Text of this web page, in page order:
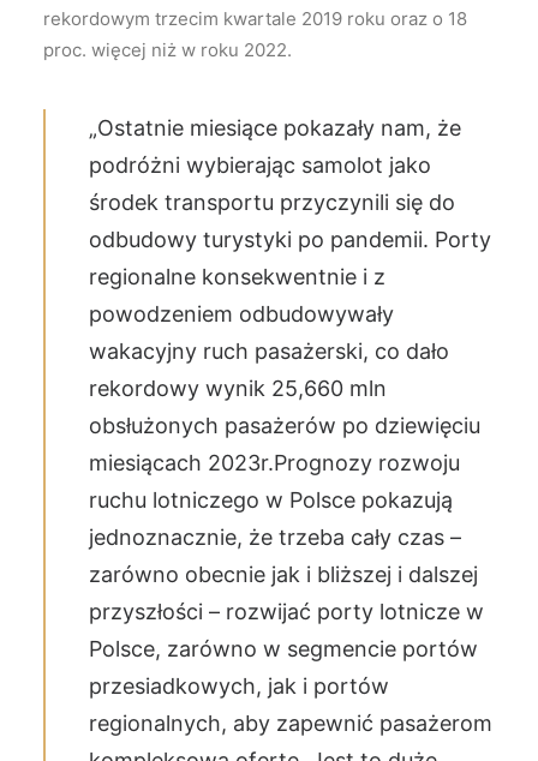
rekordowym trzecim kwartale 2019 roku oraz o 18
proc. więcej niż w roku 2022.
„Ostatnie miesiące pokazały nam, że
podróżni wybierając samolot jako
środek transportu przyczynili się do
odbudowy turystyki po pandemii. Porty
regionalne konsekwentnie i z
powodzeniem odbudowywały
wakacyjny ruch pasażerski, co dało
rekordowy wynik 25,660 mln
obsłużonych pasażerów po dziewięciu
miesiącach 2023r.Prognozy rozwoju
ruchu lotniczego w Polsce pokazują
jednoznacznie, że trzeba cały czas –
zarówno obecnie jak i bliższej i dalszej
przyszłości – rozwijać porty lotnicze w
Polsce, zarówno w segmencie portów
przesiadkowych, jak i portów
regionalnych, aby zapewnić pasażerom